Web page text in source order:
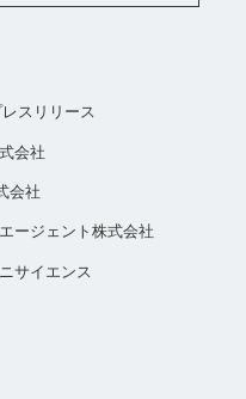
レスリリース
会社
会社
ージェント株式会社
サイエンス